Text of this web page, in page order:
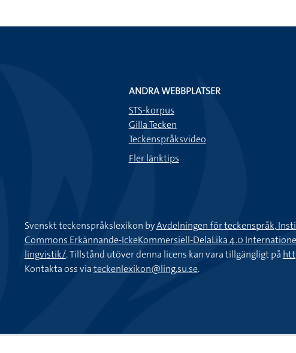
ANDRA WEBBPLATSER
STS-korpus
Gilla Tecken
Teckenspråksvideo
Fler länktips
Svenskt teckenspråkslexikon byAvdelningen för teckenspråk,
Commons Erkännande-IckeKommersiell-DelaLika 4.0
lingvistik/. Tillstånd utöver denna licens kan vara tillgängligt på
Kontakta oss viateckenlexikon@ling.su.se.